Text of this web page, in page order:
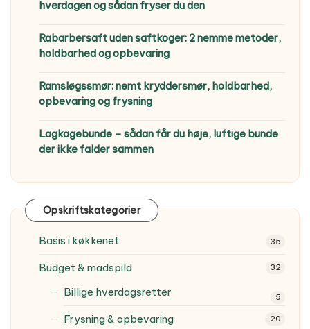
hverdagen og sådan fryser du den
Rabarbersaft uden saftkoger: 2 nemme metoder,
holdbarhed og opbevaring
Ramsløgssmør: nemt kryddersmør, holdbarhed,
opbevaring og frysning
Lagkagebunde – sådan får du høje, luftige bunde
der ikke falder sammen
Opskriftskategorier
Basis i køkkenet 35
Budget & madspild 32
Billige hverdagsretter 5
Frysning & opbevaring 20